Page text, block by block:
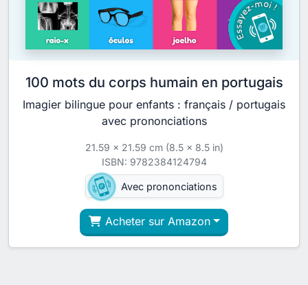
100 mots du corps humain en portugais
Imagier bilingue pour enfants : français / portugais
avec prononciations
21.59 x 21.59 cm (8.5 x 8.5 in)
ISBN: 9782384124794
Avec prononciations
Acheter sur Amazon